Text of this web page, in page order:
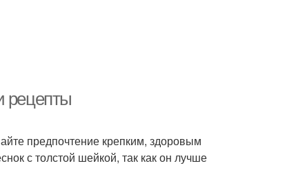
рецепты
предпочтение крепким, здоровым
с толстой шейкой, так как он лучше